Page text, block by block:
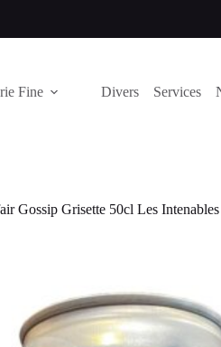
Fine Divers Services
Gossip Grisette 50cl Les